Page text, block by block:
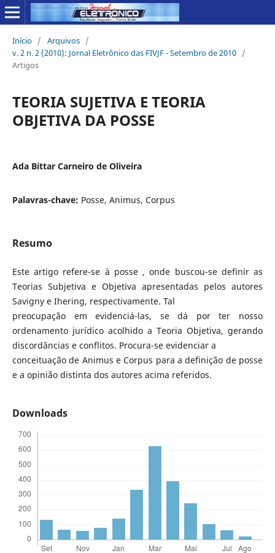
Início / Arquivos /
v. 2 n. 2 (2010): Jornal Eletrônico das FIVJF - Setembro de 2010 /
Artigos
TEORIA SUJETIVA E TEORIA
OBJETIVA DA POSSE
Ada Bittar Carneiro de Oliveira
Palavras-chave: Posse, Animus, Corpus
Resumo
Este artigo refere-se à posse , onde buscou-se definir as
Teorias Subjetiva e Objetiva apresentadas pelos autores
Savigny e Ihering, respectivamente. Tal
preocupação em evidenciá-las, se dá por ter nosso
ordenamento jurídico acolhido a Teoria Objetiva, gerando
discordâncias e conflitos. Procura-se evidenciar a
conceituação de Animus e Corpus para a definição de posse
e a opinião distinta dos autores acima referidos.
Downloads